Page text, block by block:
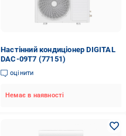
Настінний кондиціонер DIGITAL
DAC-09T7 (77151)
оцінити
Немає в наявності